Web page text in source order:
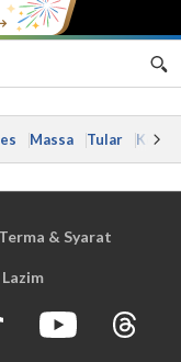
Massa Tular Kes
Terma & Syarat